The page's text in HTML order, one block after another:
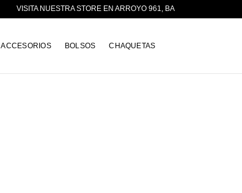
VISITA NUESTRA STORE EN ARROYO 961, BA
ACCESORIOS BOLSOS CHAQUETAS